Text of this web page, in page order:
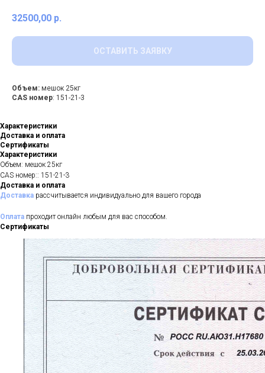
32500,00 р.
ОСТАВИТЬ ЗАЯВКУ
Объем: мешок 25кг
CAS номер: 151-21-3
Характеристики
Доставка и оплата
Сертификаты
Характеристики
Объем: мешок 25кг
CAS номер:: 151-21-3
Доставка и оплата
Доставка рассчитывается индивидуально для вашего города
Оплата проходит онлайн любым для вас способом.
Сертификаты